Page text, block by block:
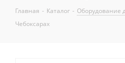
Главная - Каталог - Оборудование
Чебоксарах